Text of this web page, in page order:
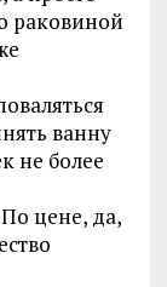
раковиной
ванну
не более
цене, да,